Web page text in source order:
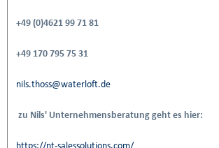
+49 (0)4621 99 71 81
+49 170 795 75 31
nils.thoss@waterloft.de
zu Nils' Unternehmensberatung geht es hier:
https://nt-salessolutions.com/